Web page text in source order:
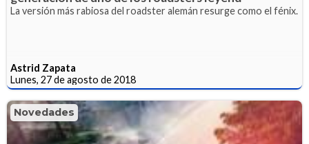
La versión más rabiosa del roadster alemán resurge como el fénix.
Astrid Zapata
Lunes, 27 de agosto de 2018
Novedades